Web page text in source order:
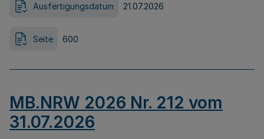
Ausfertigungsdatum 21.07.2026
Seite 600
MB.NRW 2026 Nr. 212 vom
31.07.2026